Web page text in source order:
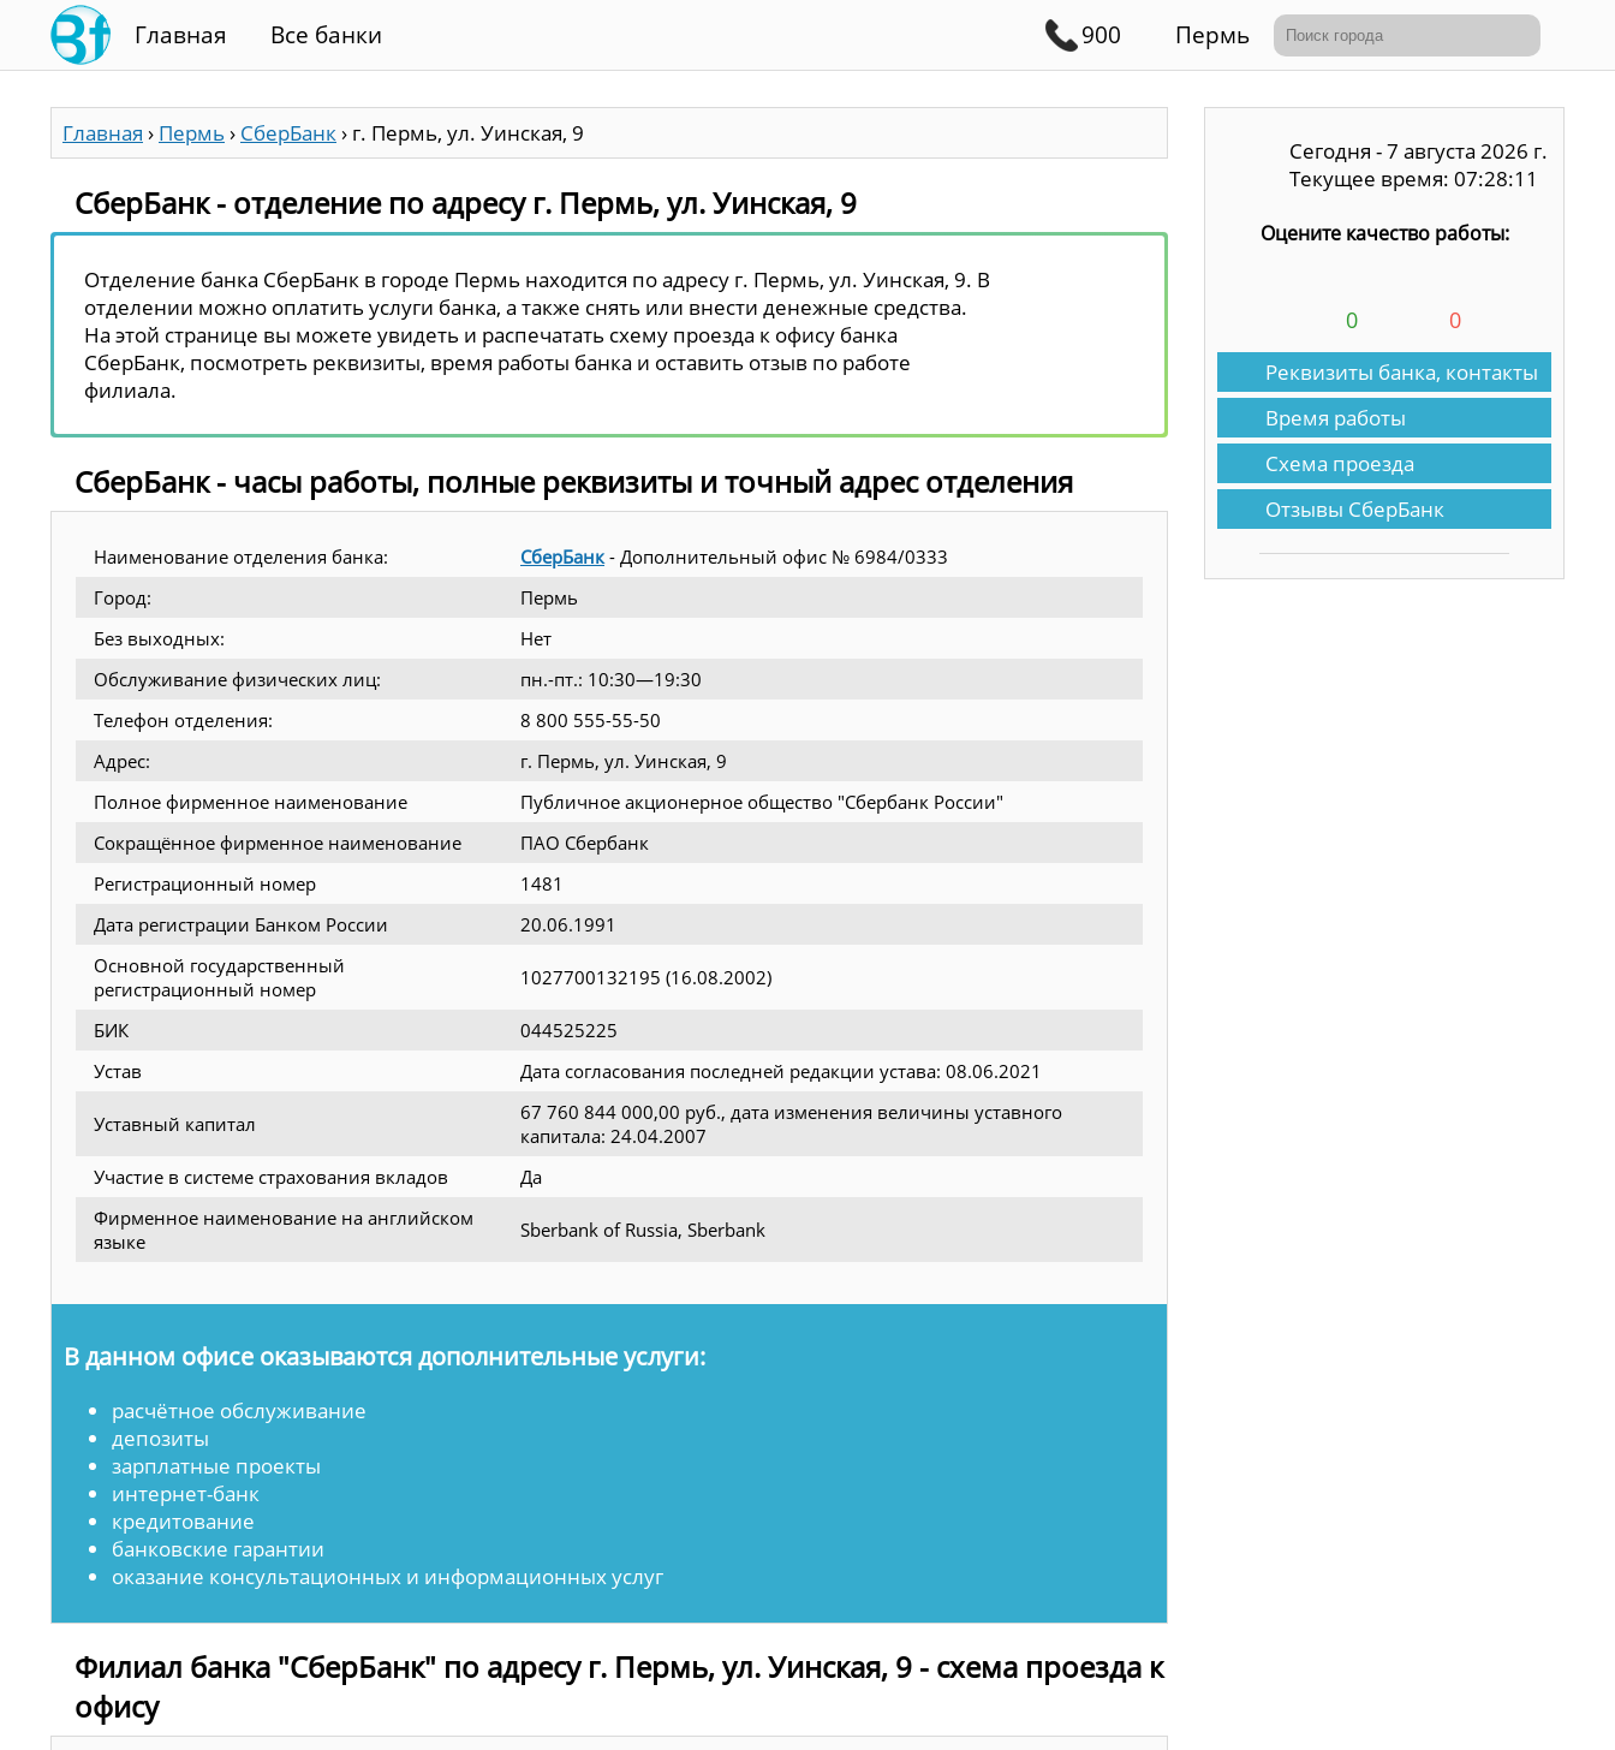
Главная Все банки 900 Пермь
Главная › Пермь › СберБанк› г. Пермь, ул. Уинская, 9
СберБанк - отделение по адресу г. Пермь, ул. Уинская, 9
Отделение банка СберБанк в городе Пермь находится по адресу г. Пермь, ул. Уинская, 9. В
отделении можно оплатить услуги банка, а также снять или внести денежные средства.
На этой странице вы можете увидеть и распечатать схему проезда к офису банка
СберБанк, посмотреть реквизиты, время работы банка и оставить отзыв по работе
филиала.
СберБанк - часы работы, полные реквизиты и точный адрес отделения
Наименование отделения банка: СберБанк - Дополнительный офис № 6984/0333
Город:
Пермь
Без выходных:
Нет
Обслуживание физических лиц:
пн.-пт.: 10:30—19:30
Телефон отделения:
8 800 555-55-50
Адрес:
г. Пермь, ул. Уинская, 9
Полное фирменное наименование
Публичное акционерное общество "Сбербанк России"
Сокращённое фирменное наименование
ПАО Сбербанк
Регистрационный номер
1481
Дата регистрации Банком России
20.06.1991
Основной государственный
регистрационный номер
1027700132195 (16.08.2002)
БИК
044525225
Устав
Дата согласования последней редакции устава: 08.06.2021
Уставный капитал
67 760 844 000,00 руб., дата изменения величины уставного
капитала: 24.04.2007
Участие в системе страхования вкладов
Да
Фирменное наименование на английском
языке
Sberbank of Russia, Sberbank
В данном офисе оказываются дополнительные услуги:
расчётное обслуживание
депозиты
зарплатные проекты
интернет-банк
кредитование
банковские гарантии
оказание консультационных и информационных услуг
Филиал банка "СберБанк" по адресу г. Пермь, ул. Уинская, 9 - схема проезда к
офису
Сегодня - 7 августа 2026 г.
Текущее время: 07:28:11
Оцените качество работы:
0 0
Реквизиты банка, контакты
Время работы
Схема проезда
Отзывы СберБанк